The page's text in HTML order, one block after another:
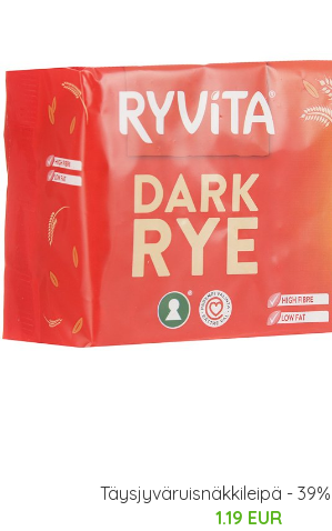
Täysjyväruisnäkkileipä -
1.19 EUR